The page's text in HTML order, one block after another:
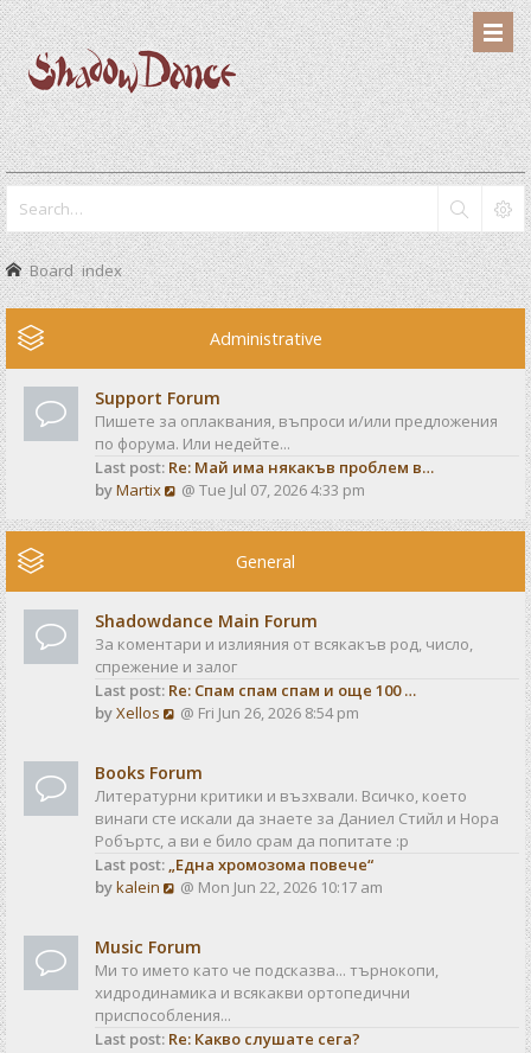
Board index
Administrative
Support Forum
Пишете за оплаквания, въпроси и/или предложения
по форума. Или недейте...
Last post: Re: Май има някакъв проблем в…
byMartix
V
e
e
l
a
t
e
p
o
s
@ Tue Jul 07, 2026 4:33 pm
General
Shadowdance Main Forum
За коментари и излияния от всякакъв род, число,
спрежение и залог
Last post: Re: Спам спам спам и още 100 …
byXellos
V
w
t
h
e
l
a
s
t
p
o
@ Fri Jun 26, 2026 8:54 pm
Books Forum
Литературни критики и възхвали. Всичко, което
винаги сте искали да знаете за Даниел Стийл и Нора
Робъртс, а ви е било срам да попитате :р
Last post: „Една хромозома повече“
bykalein
V
w
t
h
e
l
@ Mon Jun 22, 2026 10:17 am
Music Forum
Ми то името като че подсказва... търнокопи,
хидродинамика и всякакви ортопедични
приспособления...
Last post: Re: Какво слушате сега?